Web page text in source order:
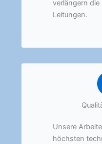
verlängern die
Leitungen.
Unsere
höchsten